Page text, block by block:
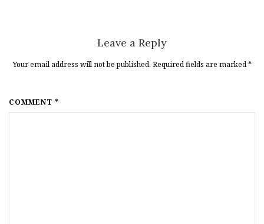
Leave a Reply
Your email address will not be published. Required fields are marked*
COMMENT *